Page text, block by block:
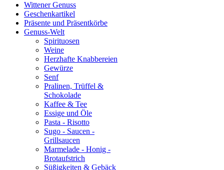
Wittener Genuss
Geschenkartikel
Präsente und Präsentkörbe
Genuss-Welt
Spirituosen
Weine
Herzhafte Knabbereien
Gewürze
Senf
Pralinen, Trüffel &
Schokolade
Kaffee & Tee
Essige und Öle
Pasta - Risotto
Sugo - Saucen -
Grillsaucen
Marmelade - Honig -
Brotaufstrich
Süßigkeiten & Gebäck